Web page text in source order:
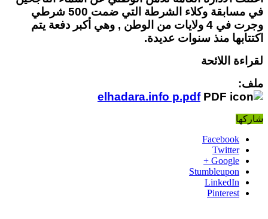
في مسابقة وكلاء الشرطة
التي ضمت 500 شرطي
وجرت في 4 ولايات من الوطن , وهي أكبر دفعة يتم
اكتتابها منذ سنوات عديدة.
لقراءة اللائحة
ملف:
elhadara.info p.pdf
شاركها
Facebook
Twitter
Google +
Stumbleupon
LinkedIn
Pinterest